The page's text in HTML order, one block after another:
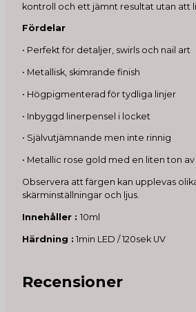
kontroll och ett jämnt resultat utan att
Fördelar
• Perfekt för detaljer, swirls och nail art
• Metallisk, skimrande finish
• Högpigmenterad för tydliga linjer
• Inbyggd linerpensel i locket
• Självutjämnande men inte rinnig
• Metallic rose gold med en liten ton av
Observera att färgen kan upplevas
skärminställningar och ljus.
Innehåller : 10ml
Härdning : 1min LED / 120sek UV
Recensioner